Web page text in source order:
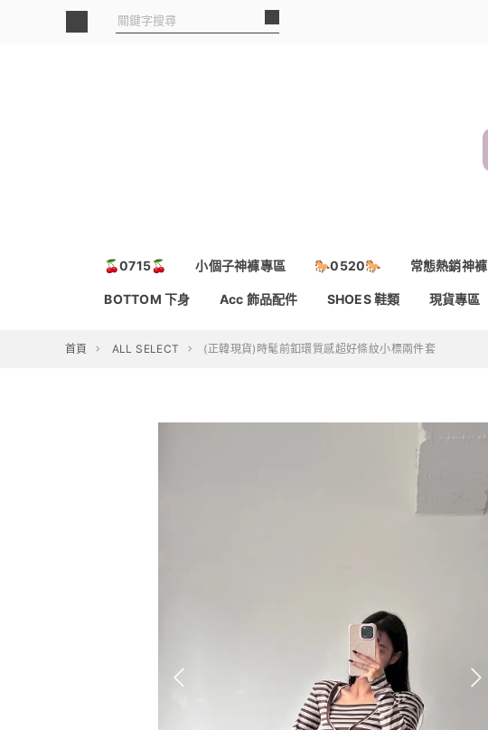
🍒0715🍒 小個子神褲專區 🐎0520🐎 常態熱銷神褲
BOTTOM 下身 Acc 飾品配件 SHOES 鞋類 現貨專區
首頁 ALL SELECT (正韓現貨)時髦前釦環質感超好條紋小標兩件套